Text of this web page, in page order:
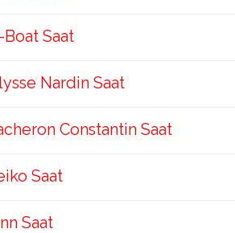
Boat Saat
Nardin Saat
Constantin Saat
Saat
Saat